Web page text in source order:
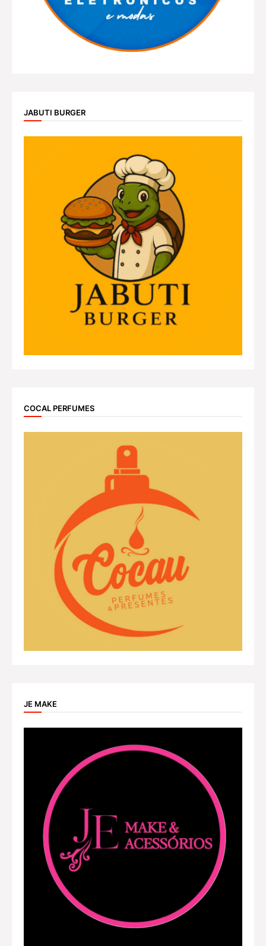
JABUTI BURGER
COCAL PERFUMES
JE MAKE